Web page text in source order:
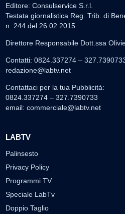
Editore: Consulservice S.r.l.
Testata giornalistica Reg. Trib. di
n. 244 del 26.02.2015
Direttore Responsabile Dott.ssa
Contatti: 0824.337274 –
redazione@labtv.net
Contattaci per la tua Pubblicità:
0824.337274 – 327.7390733
email: commerciale@labtv.net
LABTV
Palinsesto
Privacy Policy
Programmi TV
Speciale LabTv
Doppio Taglio